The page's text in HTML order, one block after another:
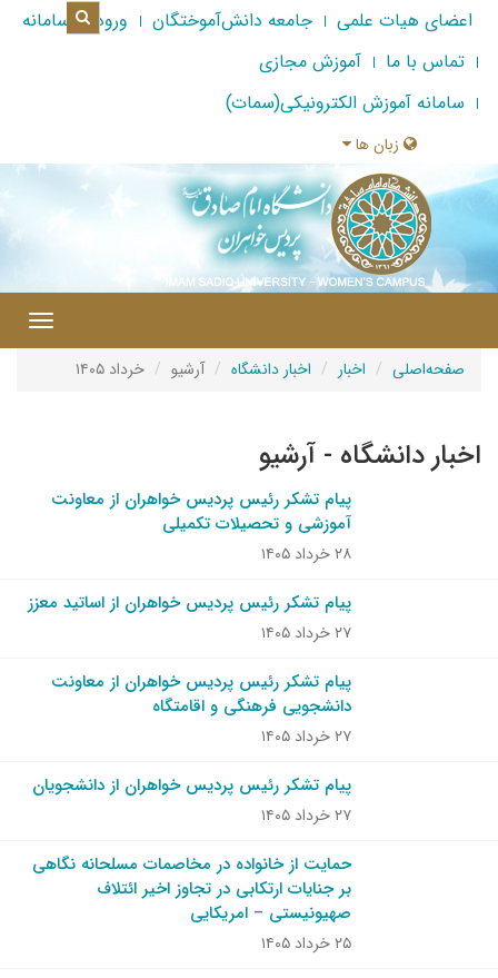
اعضای هیات علمی جامعه دانش‌آموختگان
ورود به سامانه
تماس با ما
آموزش مجازی
سامانه آموزش الکترونیکی(سمات)
زبان ها
صفحه‌اصلی اخبار اخبار دانشگاه آرشیو خرداد ۱۴۰۵
اخبار دانشگاه - آرشیو
پیام تشکر رئیس پردیس خواهران از معاونت
آموزشی و تحصیلات تکمیلی
۲۸ خرداد ۱۴۰۵
پیام تشکر رئیس پردیس خواهران از اساتید معزز
۲۷ خرداد ۱۴۰۵
پیام تشکر رئیس پردیس خواهران از معاونت
دانشجویی فرهنگی و اقامتگاه
۲۷ خرداد ۱۴۰۵
پیام تشکر رئیس پردیس خواهران از دانشجویان
۲۷ خرداد ۱۴۰۵
حمایت از خانواده در مخاصمات مسلحانه نگاهی
بر جنایات ارتکابی در تجاوز اخیر ائتلاف
صهیونیستی – امریکایی
۲۵ خرداد ۱۴۰۵